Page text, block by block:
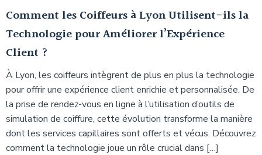
Comment les Coiffeurs à Lyon Utilisent-ils la
Technologie pour Améliorer l’Expérience
Client ?
À Lyon, les coiffeurs intègrent de plus en plus la technologie
pour offrir une expérience client enrichie et personnalisée. De
la prise de rendez-vous en ligne à l’utilisation d’outils de
simulation de coiffure, cette évolution transforme la manière
dont les services capillaires sont offerts et vécus. Découvrez
comment la technologie joue un rôle crucial dans […]